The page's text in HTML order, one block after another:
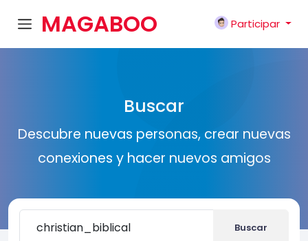
MAGABOO
Participar
Buscar
Descubre nuevas personas, crear nuevas
conexiones y hacer nuevos amigos
Buscar